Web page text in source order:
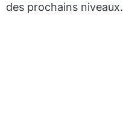
des prochains niveaux.